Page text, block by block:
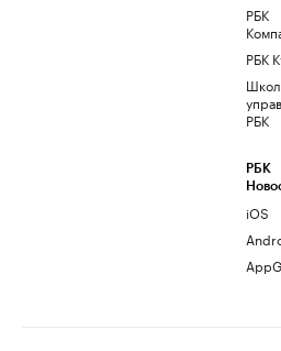
РБК
РБК
РБК
РБК
iOS